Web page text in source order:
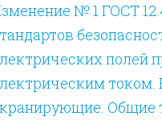
№ 1 ГОСТ
полей
Общие